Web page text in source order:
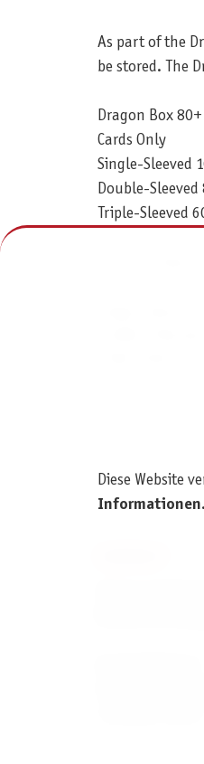
As part of the
be stored. The
Dragon Box
Cards Only
Single-Sleeved
Double-Sleeved
Triple-Sleeved
Diese Website
Informationen.